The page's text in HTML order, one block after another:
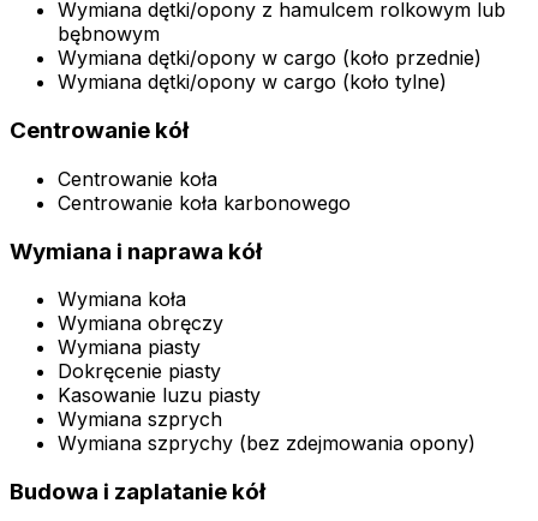
Wymiana dętki/opony z hamulcem rolkowym lub
bębnowym
Wymiana dętki/opony w cargo (koło przednie)
Wymiana dętki/opony w cargo (koło tylne)
Centrowanie kół
Centrowanie koła
Centrowanie koła karbonowego
Wymiana i naprawa kół
Wymiana koła
Wymiana obręczy
Wymiana piasty
Dokręcenie piasty
Kasowanie luzu piasty
Wymiana szprych
Wymiana szprychy (bez zdejmowania opony)
Budowa i zaplatanie kół